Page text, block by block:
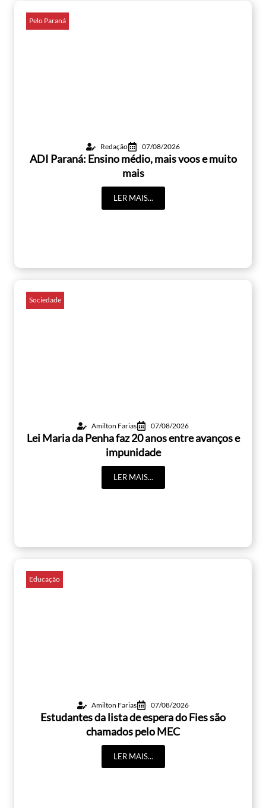
Pelo Paraná
Redação 07/08/2026
ADI Paraná: Ensino médio, mais voos e muito
mais
LER MAIS...
Sociedade
Amilton Farias 07/08/2026
Lei Maria da Penha faz 20 anos entre avanços e
impunidade
LER MAIS...
Educação
Amilton Farias 07/08/2026
Estudantes da lista de espera do Fies são
chamados pelo MEC
LER MAIS...